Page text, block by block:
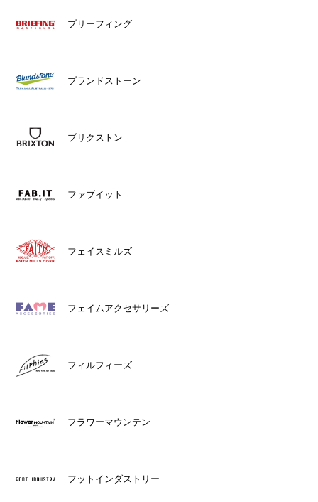
ブリーフィング
ブランドストーン
ブリクストン
ファブイット
フェイスミルズ
フェイムアクセサリーズ
フィルフィーズ
フラワーマウンテン
フットインダストリー